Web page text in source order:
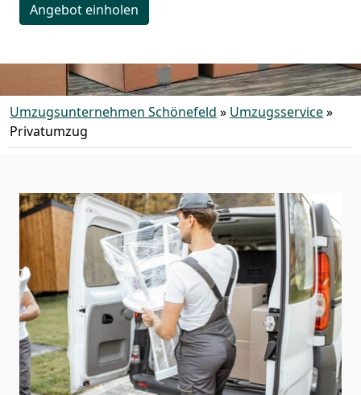
Angebot einholen
Umzugsunternehmen Schönefeld » Umzugsservice»
Privatumzug